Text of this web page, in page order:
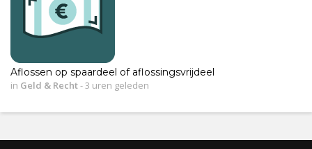
Aflossen op spaardeel of aflossingsvrijdeel
in Geld & Recht-3 uren geleden